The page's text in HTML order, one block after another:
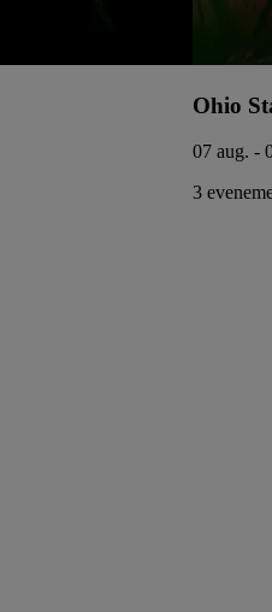
Ohio
07 aug. -
3